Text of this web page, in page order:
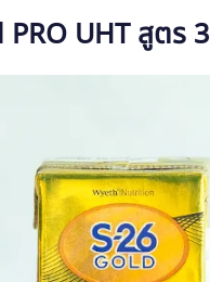
PRO UHT สูตร 3